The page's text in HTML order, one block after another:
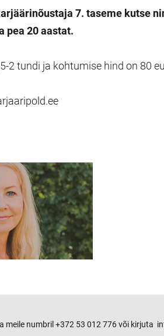
7. taseme kutse
pea 20 aastat.
2 tundi ja kohtumise hind on 80
meile numbril +372 53 012 776 või kirjuta